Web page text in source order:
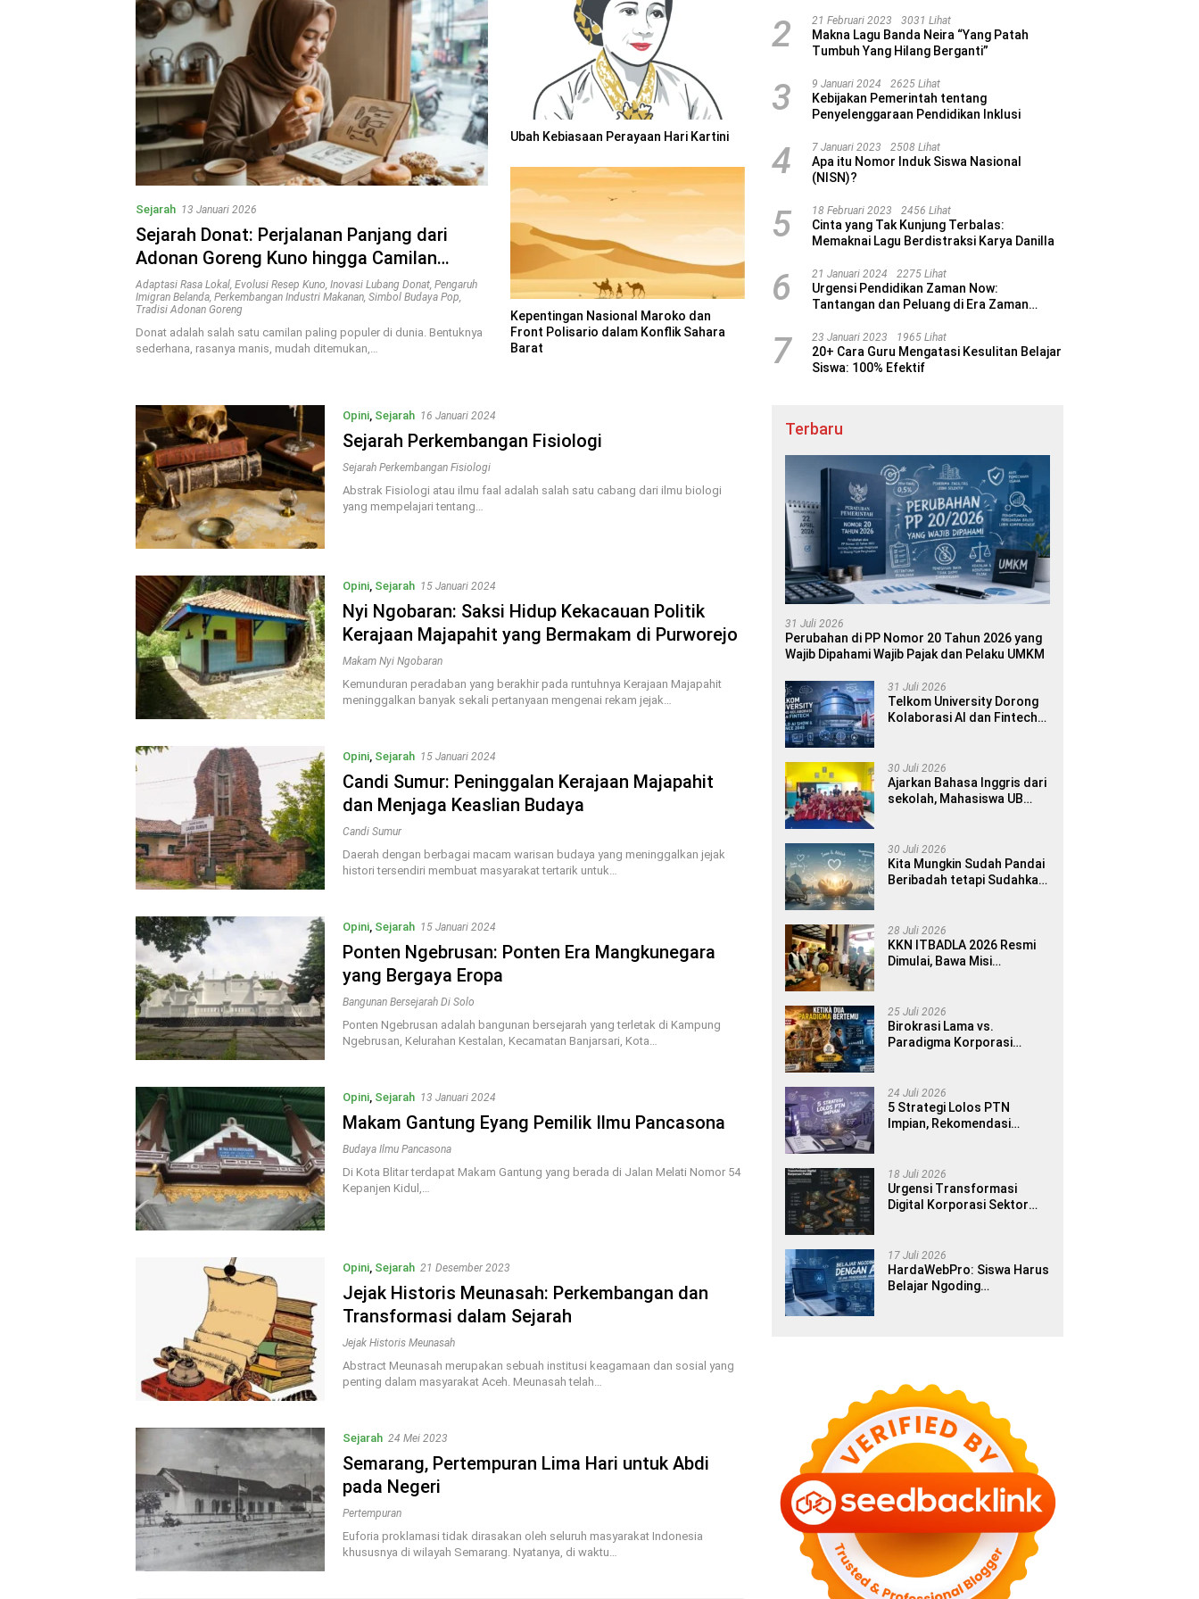
Sejarah 13 Januari 2026
Sejarah Donat: Perjalanan Panjang dari
Adonan Goreng Kuno hingga Camilan
Global
Adaptasi Rasa Lokal, Evolusi Resep Kuno, Inovasi Lubang Donat, Pengaruh
Imigran Belanda, Perkembangan Industri Makanan, Simbol Budaya Pop,
Tradisi Adonan Goreng
Donat adalah salah satu camilan paling populer di dunia. Bentuknya
sederhana, rasanya manis, mudah ditemukan,…
Ubah Kebiasaan Perayaan Hari Kartini
Kepentingan Nasional Maroko dan
Front Polisario dalam Konflik Sahara
Barat
Opini, Sejarah 16 Januari 2024
Sejarah Perkembangan Fisiologi
Sejarah Perkembangan Fisiologi
Abstrak Fisiologi atau ilmu faal adalah salah satu cabang dari ilmu biologi
yang mempelajari tentang…
Opini, Sejarah 15 Januari 2024
Nyi Ngobaran: Saksi Hidup Kekacauan Politik
Kerajaan Majapahit yang Bermakam di Purworejo
Makam Nyi Ngobaran
Kemunduran peradaban yang berakhir pada runtuhnya Kerajaan Majapahit
meninggalkan banyak sekali pertanyaan mengenai rekam jejak…
Opini, Sejarah 15 Januari 2024
Candi Sumur: Peninggalan Kerajaan Majapahit
dan Menjaga Keaslian Budaya
Candi Sumur
Daerah dengan berbagai macam warisan budaya yang meninggalkan jejak
histori tersendiri membuat masyarakat tertarik untuk…
Opini, Sejarah 15 Januari 2024
Ponten Ngebrusan: Ponten Era Mangkunegara
yang Bergaya Eropa
Bangunan Bersejarah Di Solo
Ponten Ngebrusan adalah bangunan bersejarah yang terletak di Kampung
Ngebrusan, Kelurahan Kestalan, Kecamatan Banjarsari, Kota…
Opini, Sejarah 13 Januari 2024
Makam Gantung Eyang Pemilik Ilmu Pancasona
Budaya Ilmu Pancasona
Di Kota Blitar terdapat Makam Gantung yang berada di Jalan Melati Nomor 54
Kepanjen Kidul,…
Opini, Sejarah 21 Desember 2023
Jejak Historis Meunasah: Perkembangan dan
Transformasi dalam Sejarah
Jejak Historis Meunasah
Abstract Meunasah merupakan sebuah institusi keagamaan dan sosial yang
penting dalam masyarakat Aceh. Meunasah telah…
Sejarah 24 Mei 2023
Semarang, Pertempuran Lima Hari untuk Abdi
pada Negeri
Pertempuran
Euforia proklamasi tidak dirasakan oleh seluruh masyarakat Indonesia
khususnya di wilayah Semarang. Nyatanya, di waktu…
2 21 Februari 2023 3031 Lihat
Makna Lagu Banda Neira “Yang Patah
Tumbuh Yang Hilang Berganti”
3 9 Januari 2024 2625 Lihat
Kebijakan Pemerintah tentang
Penyelenggaraan Pendidikan Inklusi
4 7 Januari 2023 2508 Lihat
Apa itu Nomor Induk Siswa Nasional
(NISN)?
5 18 Februari 2023 2456 Lihat
Cinta yang Tak Kunjung Terbalas:
Memaknai Lagu Berdistraksi Karya Danilla
6 21 Januari 2024 2275 Lihat
Urgensi Pendidikan Zaman Now:
Tantangan dan Peluang di Era Zaman
7 23 Januari 2023 1965 Lihat
20+ Cara Guru Mengatasi Kesulitan Belajar
Siswa: 100% Efektif
Terbaru
31 Juli 2026
Perubahan di PP Nomor 20 Tahun 2026 yang
Wajib Dipahami Wajib Pajak dan Pelaku UMKM
31 Juli 2026
Telkom University Dorong
Kolaborasi AI dan Fintech
30 Juli 2026
Ajarkan Bahasa Inggris dari
sekolah, Mahasiswa UB
Introduce Yourself di SDN
1 Sumberngepoh
30 Juli 2026
Kita Mungkin Sudah Pandai
Beribadah tetapi Sudahkah
28 Juli 2026
KKN ITBADLA 2026 Resmi
Dimulai, Bawa Misi
Empowerment
25 Juli 2026
Birokrasi Lama vs.
Paradigma Korporasi
24 Juli 2026
5 Strategi Lolos PTN
Impian, Rekomendasi
18 Juli 2026
Urgensi Transformasi
Digital Korporasi Sektor
17 Juli 2026
HardaWebPro: Siswa Harus
Belajar Ngoding